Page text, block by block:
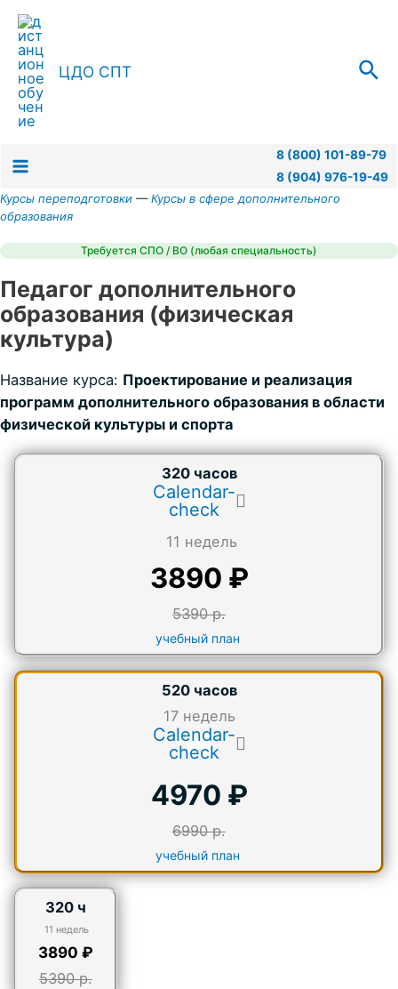
Перейти
содержимому
ЦДО СПТ
Menu
8 (800) 101-89-79
8 (904) 976-19-49
Курсы переподготовки —Курсы в сфере дополнительного
образования
Требуется СПО / ВО (любая специальность)
Педагог дополнительного
образования (физическая
культура)
Название курса: Проектирование и реализация
программ дополнительного образования в области
физической культуры и спорта
320 часов
Calendar-
check
11 недель
3890 ₽
5390 р.
учебный план
520 часов
17недель
Calendar-
check
4970 ₽
6990 р.
учебный план
320 ч
11 недель
3890 ₽
5390 р.